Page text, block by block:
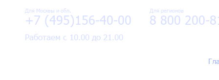
Для Москвы и обл.
+7 (495)156-40-00
Для регионов
8 800 200-
Работаем с 10.00 до 21.00